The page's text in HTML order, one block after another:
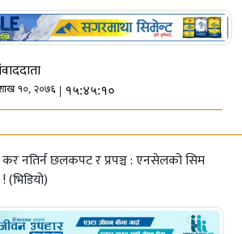
१०, २०७६ | १५:४५:१०